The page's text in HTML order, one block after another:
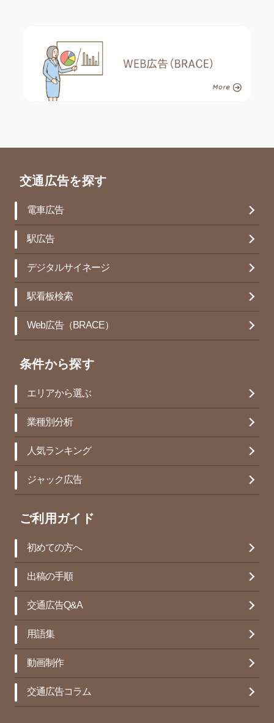
交通広告を探す
電車広告
駅広告
デジタルサイネージ
駅看板検索
Web広告（BRACE）
条件から探す
エリアから選ぶ
業種別分析
人気ランキング
ジャック広告
ご利用ガイド
初めての方へ
出稿の手順
交通広告Q&A
用語集
動画制作
交通広告コラム